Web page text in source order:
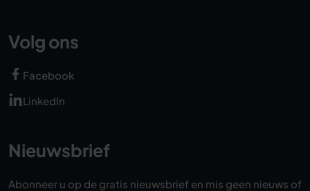
Volg ons
Facebook
LinkedIn
Nieuwsbrief
Abonneer u op de gratis nieuwsbrief en mis geen nieuws of